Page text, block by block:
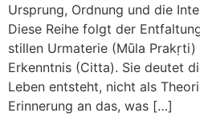
Ursprung, Ordnung und die
Diese Reihe folgt der
stillen Urmaterie (Mūla
Erkenntnis (Citta). Sie deutet
Leben entsteht, nicht als
Erinnerung an das, was […]